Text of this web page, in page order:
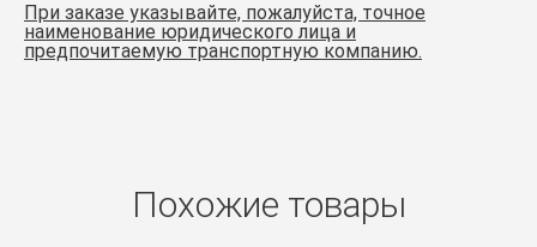
При заказе указывайте, пожалуйста, точное
наименование юридического лица и
предпочитаемую транспортную компанию.
Похожие товары